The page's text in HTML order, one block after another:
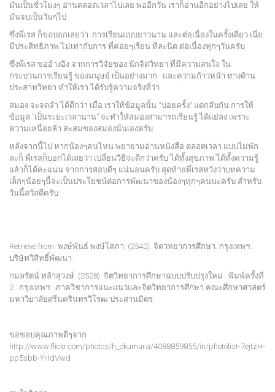
มันเป็นชั่วโมงๆ อ่านตลอดเวลาไปเลย พออีกวัน เราก็อ่านอีกอย่างไปเลย ให้
มันจบเป็นวันๆไป
ซึ่งพี่เรส ก็ขอบอกเลยว่า การเรียนแบบยาวนาน และต่อเนื่องในครั้งเดียว เนี่ย
มีประสิทธิภาพ ไม่เท่ากับการ ที่ค่อยๆเรียน ทีละนิด ต่อเนื่องทุกๆวันครับ
ซึ่งพี่เรส ขออ้างอิง จากการวิจัยของ นักจิตวิทยา ที่มีความสนใจ ใน
กระบวนการเรียนรู้ ของมนุษย์ เป็นอย่างมาก และความก้าวหน้า ทางด้าน
ประสาทวิทยา ทำให้เรา ได้รับรู้ความจริงที่ว่า
สมอง จะจดจำ ได้ดีกว่า เมื่อ เราให้ข้อมูลนั้น “บ่อยครั้ง” แต่กลับกัน การให้
ข้อมูล ”เป็นระยะเวลานาน” จะทำให้สมองสามารถเรียนรู้ ได้แย่ลง เพราะ
ความเหนื่อยล้า สะสมของสมองนั่นเองครับ
หลังจากนี้ไป หากน้องๆคนไหน พยายามอ่านหนังสือ ตลอดเวลา แบบไม่พัก
ละก็ พี่เรสก็บอกได้เลยว่า เปลี่ยนวิธีจะดีกว่าครับ ได้ทั้งสุขภาพ ได้ทั้งความรู้
แล้วก็ได้คะแนน จากการสอบดีๆ แน่นอนครับ สุดท้ายพี่เรสหวังว่าบทความ
เล็กๆน้อยๆนี้จะเป็นประโยชน์ต่อการพัฒนาของน้องๆทุกๆคนนะครับ สำหรับ
วันนี้สวัสดีครับ
Retrieve from :พงษ์พันธ์ พงษ์โสภา. (2542). จิตวทยาการศึกษา. กรุงเทพฯ :
บริษัทวิสิทธิ์พัฒนา.
กมลรัตน์ หล้าสุวงษ์. (2528). จิตวิทยาการศึกษาฉบบปรับปรุงใหม่ . พิมพ์ครั้งที่
2 . กรุงเทพฯ : ภาควิชาการแนะแนวและจิตวิทยาการศึกษา คณะศึกษาศาสตร์
มหาวิยาลัยศรีนครินทรวิโรฒ ประสานมิตร.
ขอขอบคุณภาพดีๆจาก
http://www.flickr.com/photos/h_okumura/4088859855/in/photolist-7ejtzH-
pp5sbb-YHdVwd